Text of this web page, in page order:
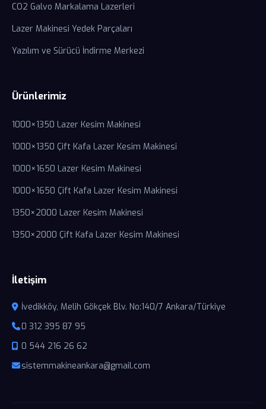
CO2 Galvo Markalama Lazerleri
Lazer Makinesi Yedek Parçaları
Yazılım ve Sürücü İndirme Merkezi
Ürünlerimiz
1000×1350 Lazer Kesim Makinesi
1000×1350 Çift Kafa Lazer Kesim Makinesi
1000×1650 Lazer Kesim Makinesi
1000×1650 Çift Kafa Lazer Kesim Makinesi
1350×2000 Lazer Kesim Makinesi
1350×2000 Çift Kafa Lazer Kesim Makinesi
İletişim
İvedikköy, Melih Gökçek Blv. No:140/7 Ankara/Türkiye
0 312 395 87 95
0 544 216 26 62
sistemmakineankara@gmail.com